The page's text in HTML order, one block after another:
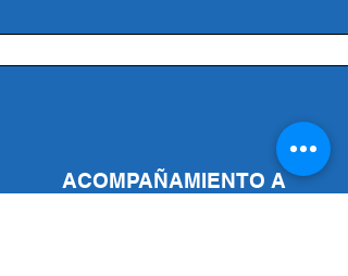
ACOMPAÑAMIENTO A